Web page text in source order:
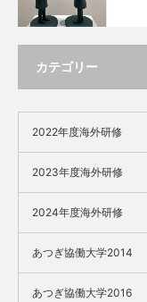
カテゴリー
2022年度海外研修
2023年度海外研修
2024年度海外研修
あつぎ協働大学2014
あつぎ協働大学2016